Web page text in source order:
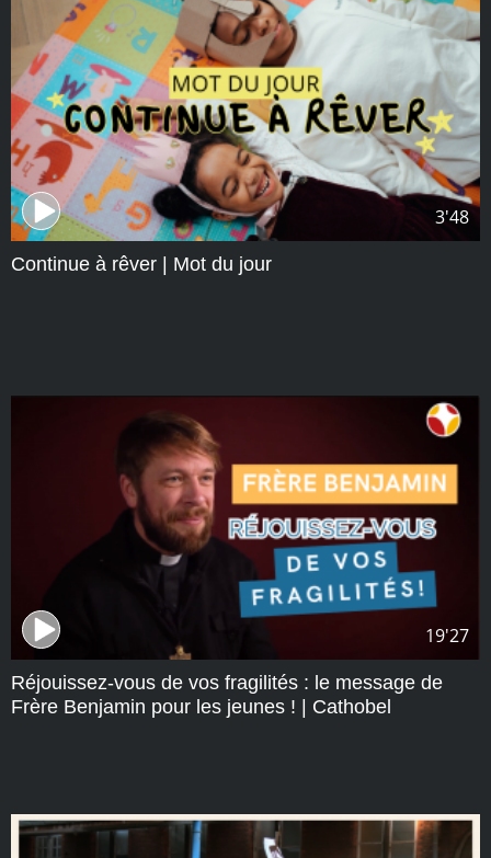
3'48
Continue à rêver | Mot du jour
19'27
Réjouissez-vous de vos fragilités : le message de
Frère Benjamin pour les jeunes ! | Cathobel